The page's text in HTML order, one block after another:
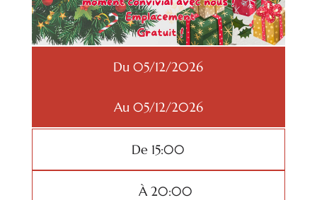
Du 05/12/2026
Au 05/12/2026
De 15:00
À 20:00